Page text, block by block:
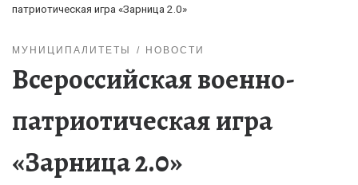
патриотическая игра «Зарница 2.0»
МУНИЦИПАЛИТЕТЫ НОВОСТИ
Всероссийская военно-
патриотическая игра
«Зарница 2.0»